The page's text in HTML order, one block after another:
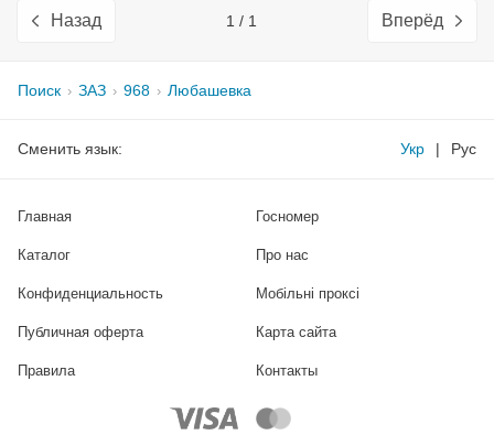
Назад 1 / 1 Вперёд
Поиск ЗАЗ 968 Любашевка
Сменить язык: Укр | Рус
Главная
Каталог
Госномер
Про нас
Конфиденциальность Мобільні проксі
Публичная оферта Карта сайта
Правила Контакты